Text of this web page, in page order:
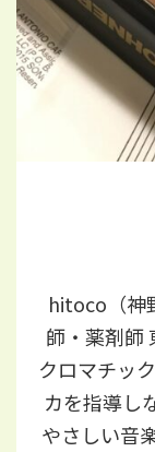
hitoco（神
師・薬剤師
クロマチッ
カを指導し
やさしい音